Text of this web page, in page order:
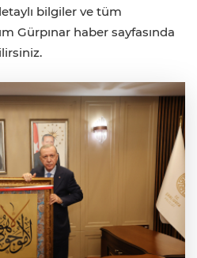
bilgiler ve tüm
Gürpınar haber sayfasında